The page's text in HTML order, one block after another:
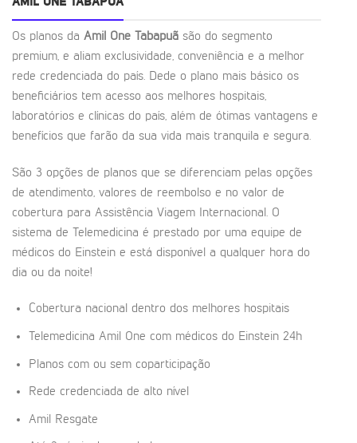
AMIL ONE TABAPUÃ
Os planos da Amil One Tabapuã são do segmento
premium, e aliam exclusividade, conveniência e a melhor
rede credenciada do país. Dede o plano mais básico os
beneficiários tem acesso aos melhores hospitais,
laboratórios e clínicas do país, além de ótimas vantagens e
benefícios que farão da sua vida mais tranquila e segura.
São 3 opções de planos que se diferenciam pelas opções
de atendimento, valores de reembolso e no valor de
cobertura para Assistência Viagem Internacional. O
sistema de Telemedicina é prestado por uma equipe de
médicos do Einstein e está disponível a qualquer hora do
dia ou da noite!
Cobertura nacional dentro dos melhores hospitais
Telemedicina Amil One com médicos do Einstein 24h
Planos com ou sem coparticipação
Rede credenciada de alto nível
Amil Resgate